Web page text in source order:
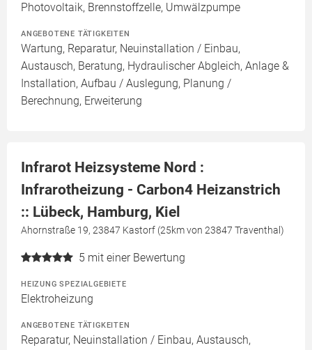
Photovoltaik, Brennstoffzelle, Umwälzpumpe
ANGEBOTENE TÄTIGKEITEN
Wartung, Reparatur, Neuinstallation / Einbau,
Austausch, Beratung, Hydraulischer Abgleich, Anlage &
Installation, Aufbau / Auslegung, Planung /
Berechnung, Erweiterung
Infrarot Heizsysteme Nord :
Infrarotheizung - Carbon4 Heizanstrich
:: Lübeck, Hamburg, Kiel
Ahornstraße 19, 23847 Kastorf (25km von 23847 Traventhal)
5 mit einer Bewertung
HEIZUNG SPEZIALGEBIETE
Elektroheizung
ANGEBOTENE TÄTIGKEITEN
Reparatur, Neuinstallation / Einbau, Austausch,